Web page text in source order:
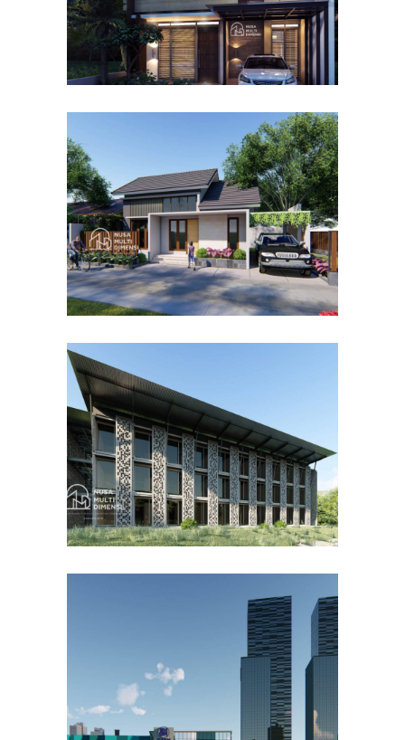
Desain Rumah Bapak Dodi di
Ciomas Bogor
DESAIN RUMAH TERBAIK
Desain Dormitory Dramaga
IPB di Kota Bogor
DESAIN BANGUNAN LAINNYA
Desain DNB Tower di
Cilandak Jakarta Selatan